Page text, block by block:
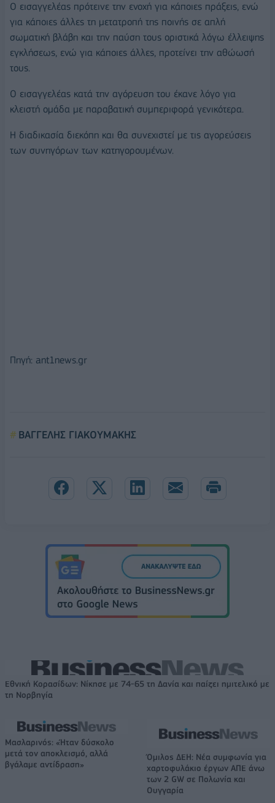
Ο εισαγγελέας πρότεινε την ενοχή για κάποιες πράξεις, ενώ
για κάποιες άλλες τη μετατροπή της ποινής σε απλή
σωματική βλάβη και την παύση τους οριστικά λόγω έλλειψης
εγκλήσεως, ενώ για κάποιες άλλες, προτείνει την αθώωσή
τους.
Ο εισαγγελέας κατά την αγόρευση του έκανε λόγο για
κλειστή ομάδα με παραβατική συμπεριφορά γενικότερα.
Η διαδικασία διεκόπη και θα συνεχιστεί με τις αγορεύσεις
των συνηγόρων των κατηγορουμένων.
Πηγή: ant1news.gr
ΒΑΓΓΕΛΗΣ ΓΙΑΚΟΥΜΑΚΗΣ
Εθνική Κορασίδων: Νίκησε με 74-65 τη Δανία και παίζει ημιτελικό με
τη Νορβηγία
Μασλαρινός: «Ήταν δύσκολο
μετά τον αποκλεισμό, αλλά
βγάλαμε αντίδραση»
Όμιλος ΔΕΗ: Νέα συμφωνία για
χαρτοφυλάκιο έργων ΑΠΕ άνω
των 2 GW σε Πολωνία και
Ουγγαρία